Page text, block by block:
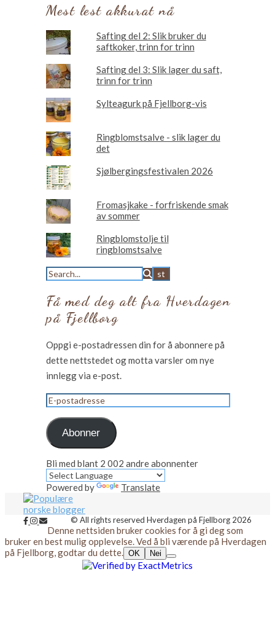
Mest lest akkurat nå
Safting del 2: Slik bruker du
saftkoker, trinn for trinn
Safting del 3: Slik lager du saft,
trinn for trinn
Sylteagurk på Fjellborg-vis
Ringblomstsalve - slik lager du
det
Sjølbergingsfestivalen 2026
Fromasjkake - forfriskende smak
av sommer
Ringblomstolje til
ringblomstsalve
Få med deg alt fra Hverdagen
på Fjellborg
Oppgi e-postadressen din for å abonnere på
dette nettstedet og motta varsler om nye
innlegg via e-post.
E-
postadresse
Abonner
Bli med blant 2 002 andre abonnenter
Powered by Translate
© All rights reserved Hverdagen på Fjellborg 2026
Denne nettsiden bruker cookies for å gi deg som
bruker en best mulig opplevelse. Ved å bli værende på Hverdagen
på Fjellborg, godtar du dette. OK Nei